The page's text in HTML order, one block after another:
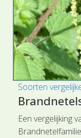
Soorten
Een vergelijking